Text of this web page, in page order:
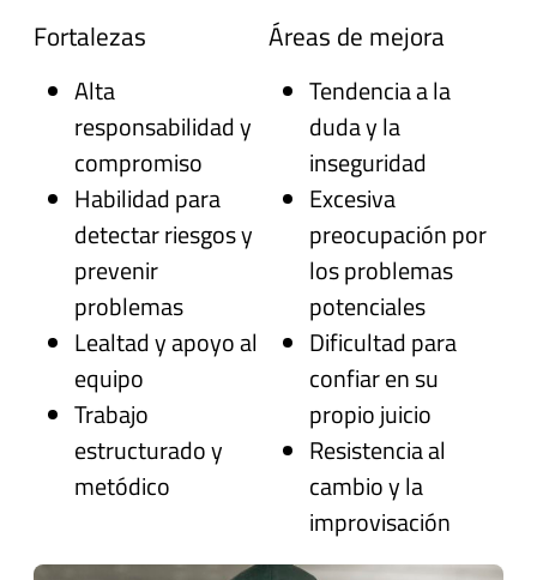
Fortalezas
Alta
responsabilidad y
compromiso
Habilidad para
detectar riesgos y
prevenir
problemas
Lealtad y apoyo al
equipo
Trabajo
estructurado y
metódico
Áreas de mejora
Tendencia a la
duda y la
inseguridad
Excesiva
preocupación por
los problemas
potenciales
Dificultad para
confiar en su
propio juicio
Resistencia al
cambio y la
improvisación